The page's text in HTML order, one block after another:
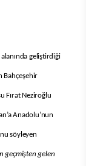
geliştirdiği
Bahçeşehir
Fırat Neziroğlu
Anadolu’nun
söyleyen
geçmişten gelen